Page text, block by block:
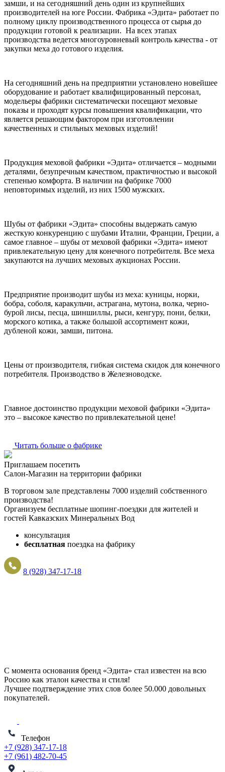
замши, и на сегодняшний день один из крупнейших
производителей на юге России. Фабрика «Эдита» работает по
полному циклу производственного процесса от сырья до
продукции готовой к реализации. На всех этапах
производства ведется многоуровневый контроль качества - от
закупки меха до готового изделия.
На сегодняшний день на предприятии установлено новейшее
оборудование и работает квалифицированный персонал,
модельеры фабрики систематически посещают меховые
показы и проходят курсы повышения квалификации, что
является решающим фактором при изготовлении
качественных и стильных меховых изделий!
Продукция меховой фабрики «Эдита» отличается – модными
деталями, безупречным качеством, практичностью и высокой
степенью комфорта. В наличии на фабрике 7000
неповторимых изделий, из них 1500 мужских.
Шубы от фабрики «Эдита» способны выдержать самую
жесткую конкуренцию с шубами Италии, Франции, Греции, а
самое главное – шубы от меховой фабрики «Эдита» имеют
привлекательную цену для конечного потребителя. Все меха
закупаются на лучших меховых аукционах России.
Предприятие производит шубы из меха: куницы, норки,
бобра, соболя, каракульчи, астрагана, мутона, волка, черно-
бурой лисы, песца, шиншиллы, рыси, кенгуру, пони, белки,
морского котика, а также большой ассортимент кожи,
дубленой кожи, замши, питона.
Цены от производителя, гибкая система скидок для конечного
потребителя. Производство в Железноводске.
Главное достоинство продукции меховой фабрики «Эдита»
это – высокое качество по привлекательной цене!
Читать больше о фабрике
Приглашаем посетить
Салон-Магазин на территории фабрики
В торговом зале представлены 7000 изделий собственного
производства!
Организуем бесплатные шопинг-поездки для жителей и
гостей Кавказских Минеральных Вод
консультация
бесплатная поездка на фабрику
8 (928) 347-17-18
С момента основания бренд «Эдита» стал известен на всю
Россию как эталон качества и стиля!
Лучшее подтверждение этих слов более 50.000 довольных
покупателей.
Телефон
+7 (928) 347-17-18
+7 (961) 482-70-45